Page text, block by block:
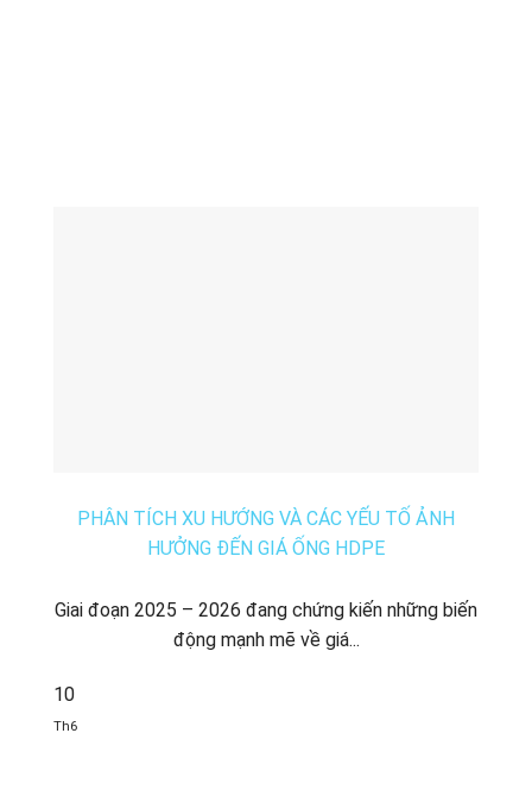
PHÂN TÍCH XU HƯỚNG VÀ CÁC YẾU TỐ ẢNH
HƯỞNG ĐẾN GIÁ ỐNG HDPE
Giai đoạn 2025 – 2026 đang chứng kiến những biến
động mạnh mẽ về giá...
10
Th6